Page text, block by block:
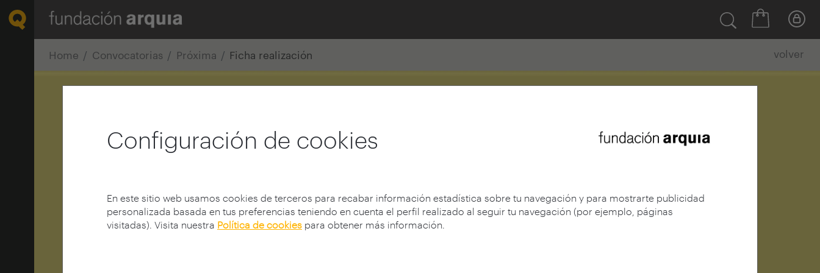
Configuración de cookies
En este sitio web usamos cookies de terceros para recabar información estadística sobre tu navegación y para mostrarte publicidad
personalizada basada en tus preferencias teniendo en cuenta el perfil realizado al seguir tu navegación (por ejemplo, páginas
visitadas). Visita nuestra Política de cookies para obtener más información.
Home Convocatorias Próxima Ficha realización volver